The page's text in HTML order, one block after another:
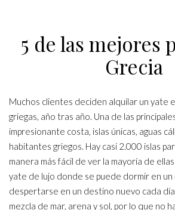
5 de las mejores
Grecia
Muchos clientes deciden alquilar un yate
griegas, año tras año. Una de las
impresionante costa, islas únicas, aguas
habitantes griegos. Hay casi 2.000 islas
manera más fácil de ver la mayoría de
yate de lujo donde se puede dormir en
despertarse en un destino nuevo cada
mezcla de mar, arena y sol, por lo que no